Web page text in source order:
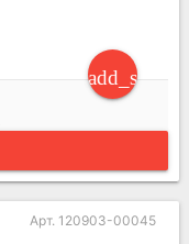
Арт. 120903-00045